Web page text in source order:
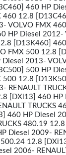
460 HP
460 12.8
VOLVO FMX
HP Diesel
[D13K460]
FMX 500 12.8
Diesel 2013-
500 HP
500 12.8
RENAULT
[DXi13] 460
TRUCKS
460 HP Diesel
480.19
Diesel 2009-
500.24 12.8
2006-